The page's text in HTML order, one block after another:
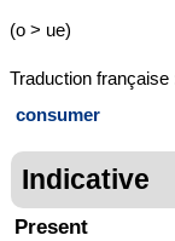
(o > ue)
Traduction française
consumer
Indicative
Present